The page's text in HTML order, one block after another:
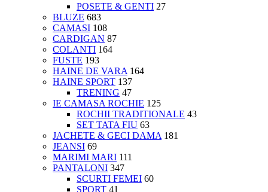
POSETE & GENTI 27
BLUZE 683
CAMASI 108
CARDIGAN 87
COLANTI 164
FUSTE 193
HAINE DE VARA 164
HAINE SPORT 137
TRENING 47
IE CAMASA ROCHIE 125
ROCHII TRADITIONALE 43
SET TATA FIU 63
JACHETE & GECI DAMA 181
JEANSI 69
MARIMI MARI 111
PANTALONI 347
SCURTI FEMEI 60
SPORT 41